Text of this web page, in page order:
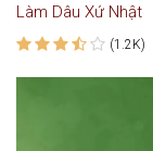
Làm Dâu Xứ Nhật
(1.2K)